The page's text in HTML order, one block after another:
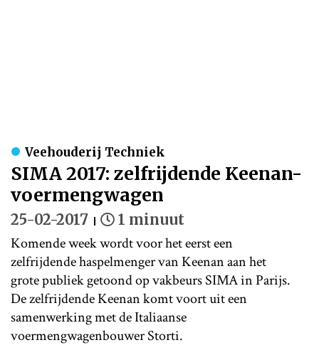
Veehouderij Techniek
SIMA 2017: zelfrijdende Keenan-
voermengwagen
25-02-2017 1 minuut
Komende week wordt voor het eerst een
zelfrijdende haspelmenger van Keenan aan het
grote publiek getoond op vakbeurs SIMA in Parijs.
De zelfrijdende Keenan komt voort uit een
samenwerking met de Italiaanse
voermengwagenbouwer Storti.